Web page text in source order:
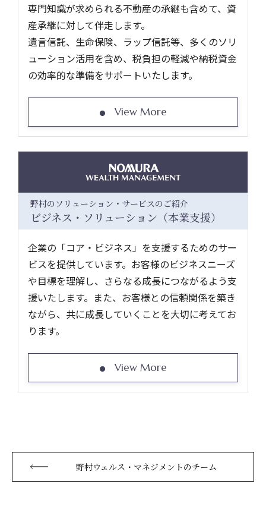
専門知識が求められる不動産の承継も含めて、資
産承継に対して伴走します。
遺言信託、生命保険、ラップ信託等、多くのソリ
ューション活用を含め、税負担の軽減や納税資金
の効率的な準備をサポートいたします。
View More
野村のソリューション・サービスのご紹介
ビジネス・ソリューション（本業支援）
企業の「コア・ビジネス」を支援するためのサー
ビスを提供しています。お客様のビジネスニーズ
や目標を理解し、さらなる成長につながるよう支
援いたします。また、お客様との信頼関係を築き
ながら、共に成長していくことを大切に考えてお
ります。
View More
野村ウェルス・マネジメントのチーム